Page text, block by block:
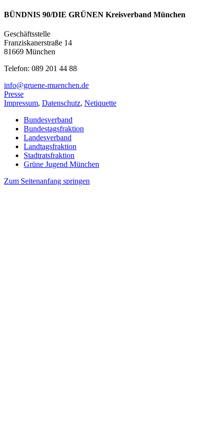
BÜNDNIS 90/DIE GRÜNEN Kreisverband München
Geschäftsstelle
Franziskanerstraße 14
81669 München
Telefon: 089 201 44 88
info@gruene-muenchen.de
Presse
Impressum, Datenschutz, Netiquette
Bundesverband
Bundestagsfraktion
Landesverband
Landtagsfraktion
Stadtratsfraktion
Grüne Jugend München
Zum Seitenanfang springen